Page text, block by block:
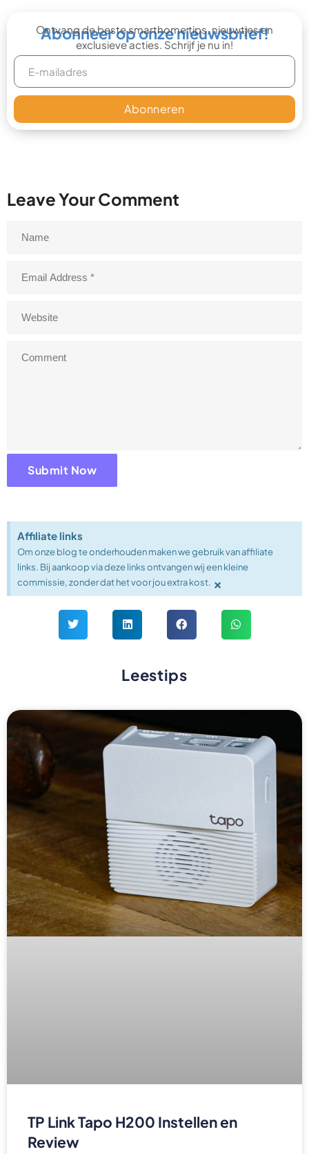
Abonneer op onze nieuwsbrief!
Ontvang de beste smarthome tips, nieuwtjes en
exclusieve acties. Schrijf je nu in!
Abonneren
Leave Your Comment
Affiliate links
Om onze blog te onderhouden maken we gebruik van affiliate
links. Bij aankoop via deze links ontvangen wij een kleine
commissie, zonder dat het voor jou extra kost. ×
Leestips
TP Link Tapo H200 Instellen en
Review